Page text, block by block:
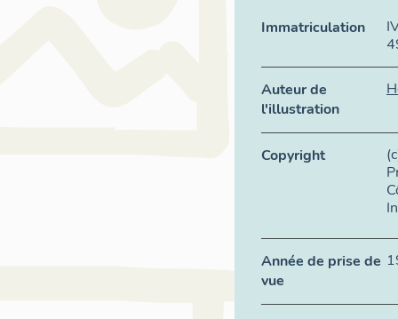
Immatriculation
Auteur de
l'illustration
Copyright
Année de prise de
vue